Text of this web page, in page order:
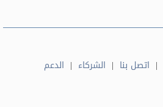
اتصل بنا الشركاء الدعم